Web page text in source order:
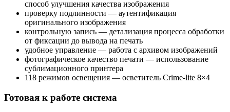
способ улучшения качества изображения
проверку подлинности — аутентификация
оригинального изображения
контрольную запись — детализация процесса обработки
от фиксации до вывода на печать
удобное управление — работа с архивом изображений
фотографическое качество печати — использование
сублимационного принтера
118 режимов освещения — осветитель Crime-lite 8×4
Готовая к работе система